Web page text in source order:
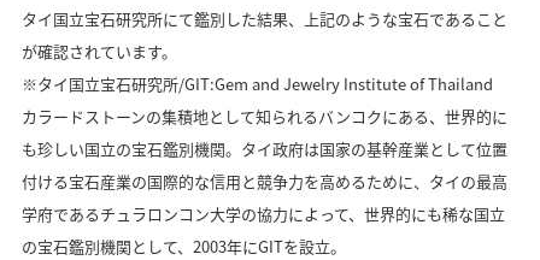
タイ国立宝石研究所にて鑑別した結果、上記のような宝石であること
が確認されています。
※タイ国立宝石研究所/GIT:Gem and Jewelry Institute of Thailand
カラードストーンの集積地として知られるバンコクにある、世界的に
も珍しい国立の宝石鑑別機関。タイ政府は国家の基幹産業として位置
付ける宝石産業の国際的な信用と競争力を高めるために、タイの最高
学府であるチュラロンコン大学の協力によって、世界的にも稀な国立
の宝石鑑別機関として、2003年にGITを設立。